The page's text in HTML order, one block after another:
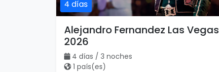
4 días
Alejandro Fernandez Las Vegas
2026
4 días / 3 noches
1 país(es)